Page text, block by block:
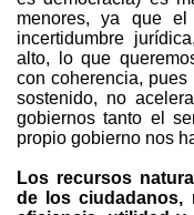
menores, ya que
incertidumbre
alto, lo que
con coherencia,
sostenido, no
gobiernos tanto el
propio gobierno nos
Los recursos
de los ciudadanos,